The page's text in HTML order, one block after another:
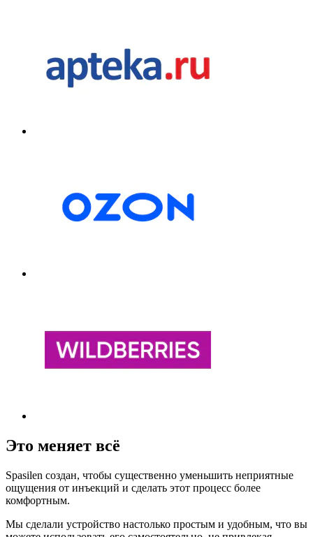
Это меняет всё
Spasilen создан, чтобы существенно уменьшить неприятные
ощущения от инъекций и сделать этот процесс более
комфортным.
Мы сделали устройство настолько простым и удобным, что вы